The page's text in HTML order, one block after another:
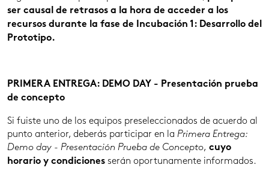
ser causal de retrasos a la hora de acceder a los
recursos durante la fase de Incubación 1: Desarrollo del
Prototipo.
PRIMERA ENTREGA: DEMO DAY - Presentación prueba
de concepto
Si fuiste uno de los equipos preseleccionados de acuerdo al
punto anterior, deberás participar en la Primera Entrega:
Demo day - Presentación Prueba de Concepto, cuyo
horario y condiciones serán oportunamente informados.